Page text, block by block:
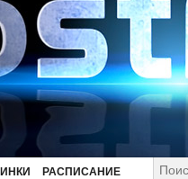
РАСПИСАНИЕ